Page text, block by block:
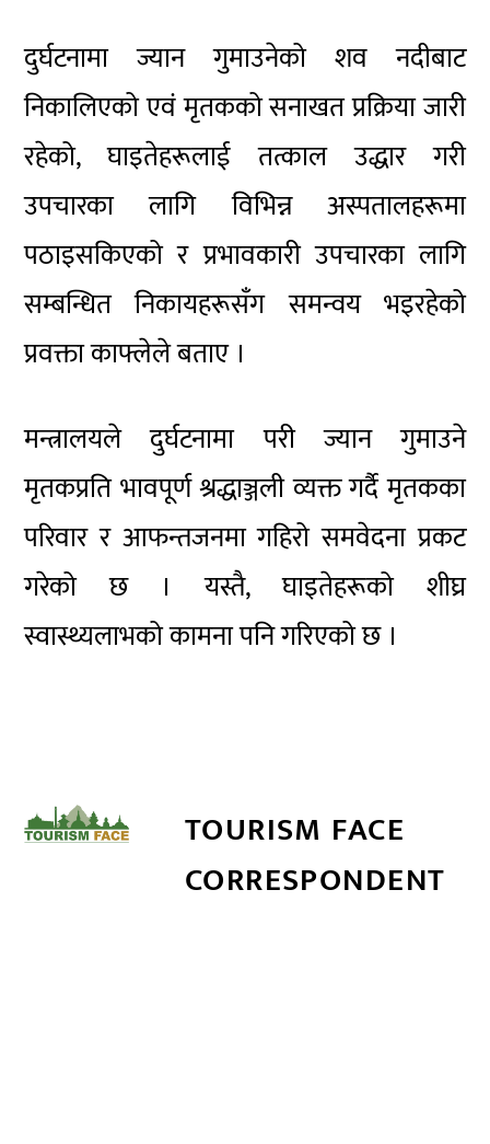
दुर्घटनामा ज्यान गुमाउनेको शव नदीबाट
निकालिएको एवं मृतकको सनाखत प्रक्रिया जारी
रहेको, घाइतेहरूलाई तत्काल उद्धार गरी
उपचारका लागि विभिन्न अस्पतालहरूमा
पठाइसकिएको र प्रभावकारी उपचारका लागि
सम्बन्धित निकायहरूसँग समन्वय भइरहेको
प्रवक्ता काफ्लेले बताए ।
मन्त्रालयले दुर्घटनामा परी ज्यान गुमाउने
मृतकप्रति भावपूर्ण श्रद्धाञ्जली व्यक्त गर्दै मृतकका
परिवार र आफन्तजनमा गहिरो समवेदना प्रकट
गरेको छ । यस्तै, घाइतेहरूको शीघ्र
स्वास्थ्यलाभको कामना पनि गरिएको छ ।
TOURISM FACE
CORRESPONDENT